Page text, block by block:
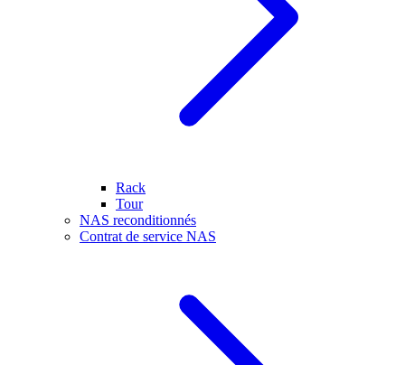
Rack
Tour
NAS reconditionnés
Contrat de service NAS